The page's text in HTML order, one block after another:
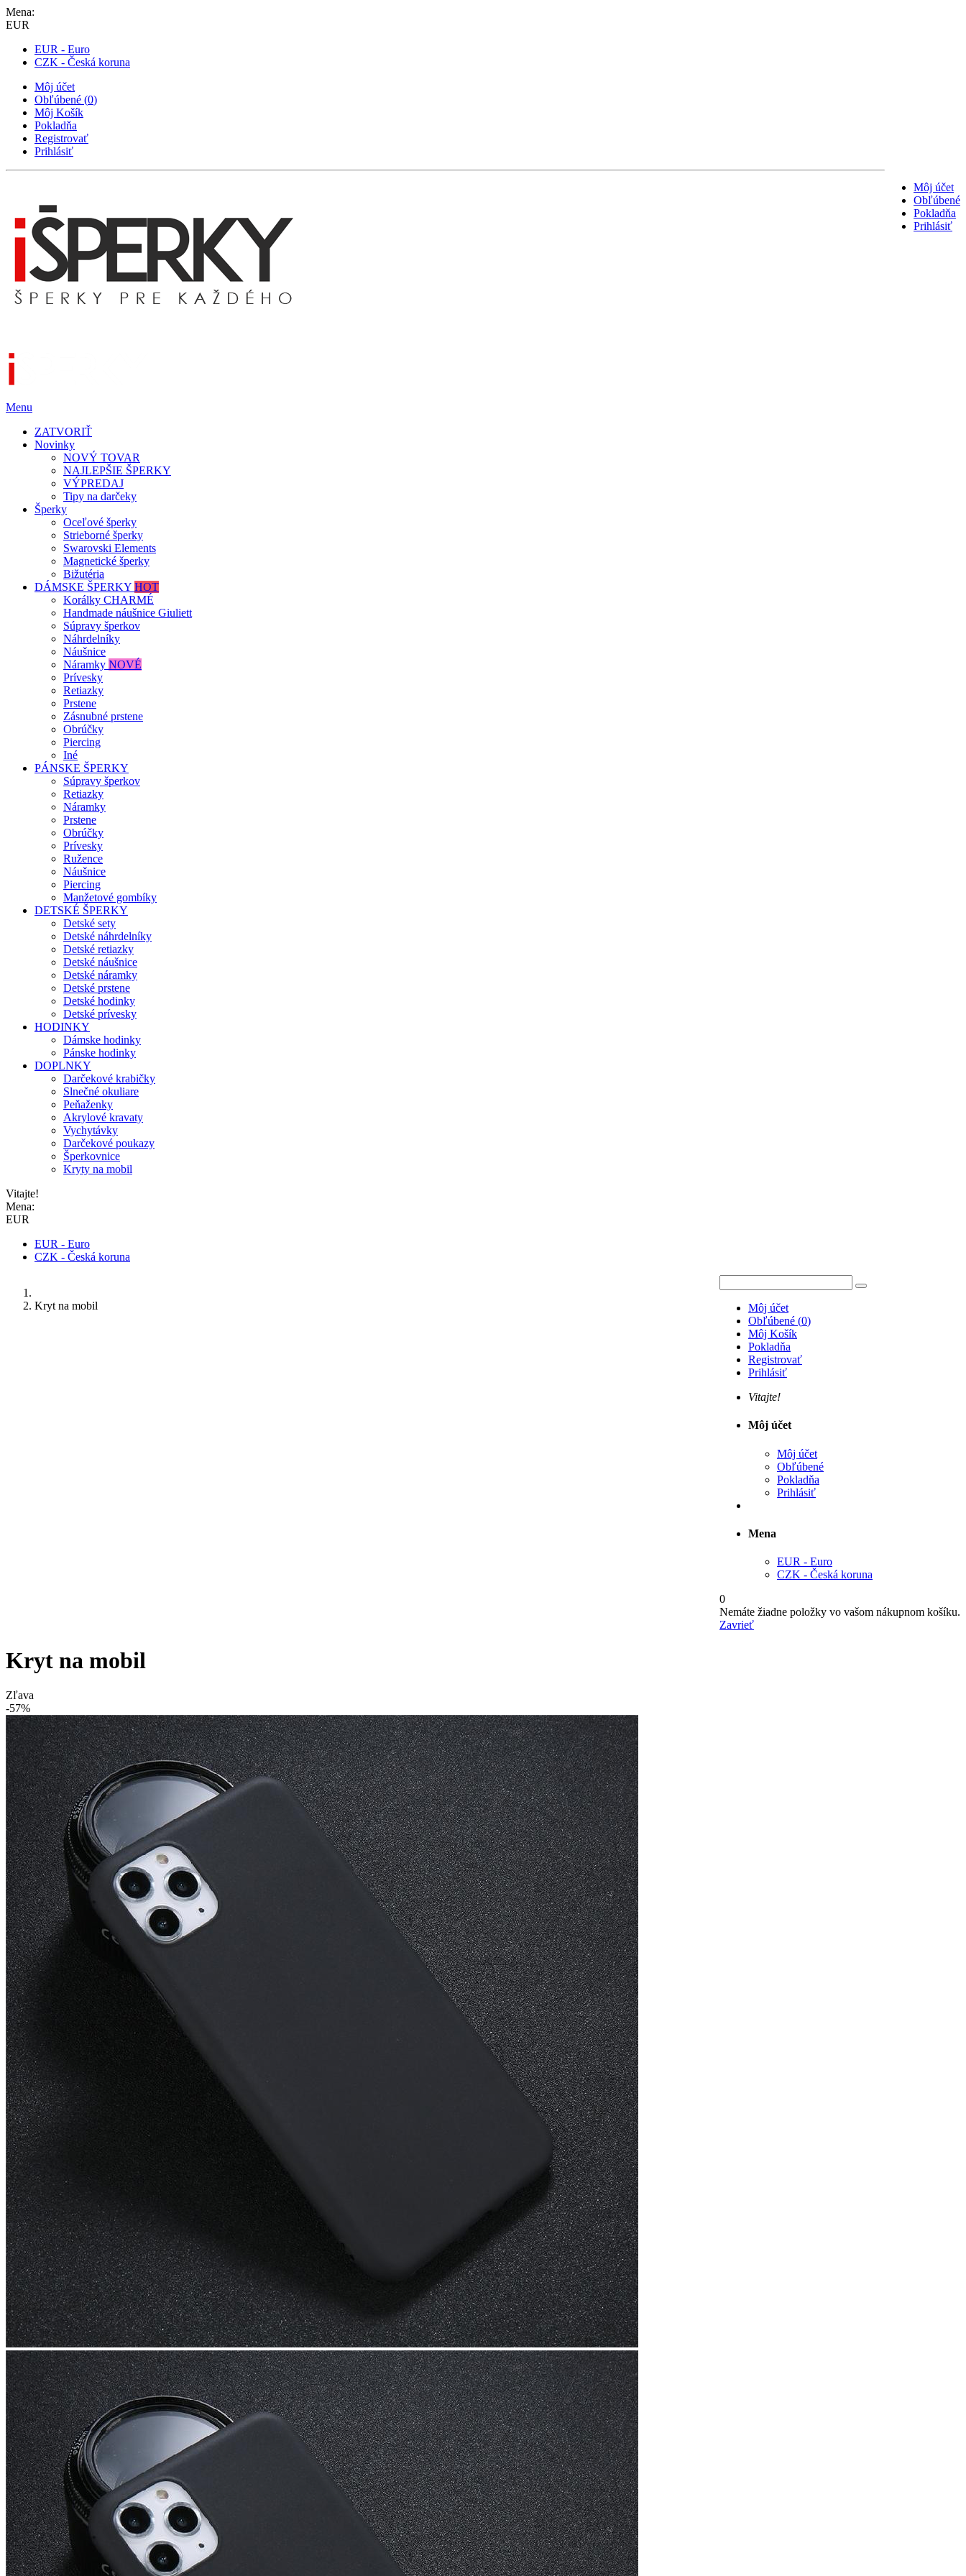
Mena:
EUR
EUR - Euro
CZK - Česká koruna
Môj účet
Obľúbené (0)
Môj Košík
Pokladňa
Registrovať
Prihlásiť
Môj účet
Obľúbené
Pokladňa
Prihlásiť
Menu
ZATVORIŤ
Novinky
NOVÝ TOVAR
NAJLEPŠIE ŠPERKY
VÝPREDAJ
Tipy na darčeky
Šperky
Oceľové šperky
Strieborné šperky
Swarovski Elements
Magnetické šperky
Bižutéria
DÁMSKE ŠPERKY HOT
Korálky CHARMÉ
Handmade náušnice Giuliett
Súpravy šperkov
Náhrdelníky
Náušnice
Náramky NOVÉ
Prívesky
Retiazky
Prstene
Zásnubné prstene
Obrúčky
Piercing
Iné
PÁNSKE ŠPERKY
Súpravy šperkov
Retiazky
Náramky
Prstene
Obrúčky
Prívesky
Ružence
Náušnice
Piercing
Manžetové gombíky
DETSKÉ ŠPERKY
Detské sety
Detské náhrdelníky
Detské retiazky
Detské náušnice
Detské náramky
Detské prstene
Detské hodinky
Detské prívesky
HODINKY
Dámske hodinky
Pánske hodinky
DOPLNKY
Darčekové krabičky
Slnečné okuliare
Peňaženky
Akrylové kravaty
Vychytávky
Darčekové poukazy
Šperkovnice
Kryty na mobil
Vitajte!
Mena:
EUR
EUR - Euro
CZK - Česká koruna
Môj účet
Obľúbené (0)
Môj Košík
Pokladňa
Registrovať
Prihlásiť
Vitajte!
Môj účet
Môj účet
Obľúbené
Pokladňa
Prihlásiť
Mena
EUR - Euro
CZK - Česká koruna
0
Nemáte žiadne položky vo vašom nákupnom košíku.
Zavrieť
Kryt na mobil
Kryt na mobil
Zľava
-57%